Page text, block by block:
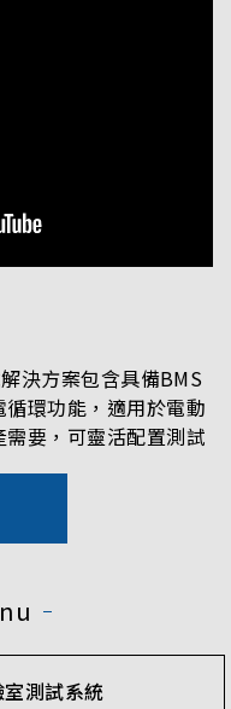
決方案包含具備BMS
環功能，適用於電動
要，可靈活配置測試
使用情境。精準測量
確分析。BMS 與電
生產線，提供可程式
測試系統